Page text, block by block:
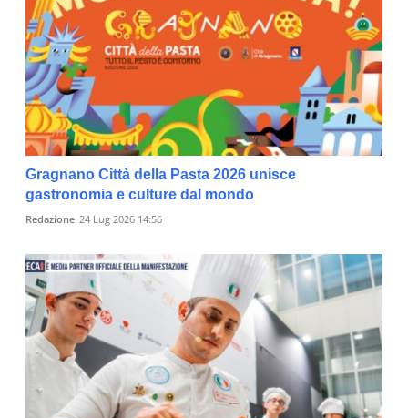
Gragnano Città della Pasta 2026 unisce
gastronomia e culture dal mondo
Redazione 24 Lug 2026 14:56